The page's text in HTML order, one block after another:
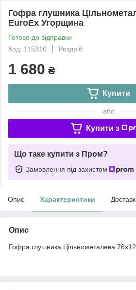
Гофра глушника
EuroEx Угорщина
Готово до відправки
Код: 115310
Роздріб
1 680 ₴
Купити
або
Купити з
Що таке купити з Пром?
Замовлення під захистом
Опис Характеристики
Опис
Гофра глушника Цільнометалева